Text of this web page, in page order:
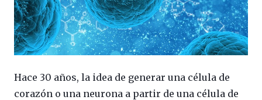
Hace 30 años, la idea de generar una célula de
corazón o una neurona a partir de una célula de